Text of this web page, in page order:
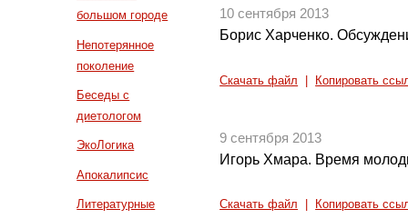
большом городе
Непотерянное
поколение
Беседы с
диетологом
ЭкоЛогика
Апокалипсис
Литературные
10 сентября 2013
Борис Харченко.
Скачать файл Копировать
9 сентября 2013
Игорь Хмара. Время
Скачать файл Копировать